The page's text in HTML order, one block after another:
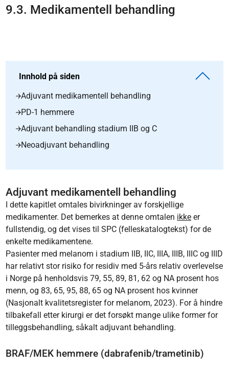
9.3. Medikamentell behandling
Innhold på siden
Adjuvant medikamentell behandling
PD-1 hemmere
Adjuvant behandling stadium IIB og C
Neoadjuvant behandling
Adjuvant medikamentell behandling
I dette kapitlet omtales bivirkninger av forskjellige
medikamenter. Det bemerkes at denne omtalen ikke er
fullstendig, og det vises til SPC (felleskatalogtekst) for de
enkelte medikamentene.
Pasienter med melanom i stadium IIB, IIC, IIIA, IIIB, IIIC og IIID
har relativt stor risiko for residiv med 5-års relativ overlevelse
i Norge på henholdsvis 79, 55, 89, 81, 62 og NA prosent hos
menn, og 83, 65, 95, 88, 65 og NA prosent hos kvinner
(Nasjonalt kvalitetsregister for melanom, 2023). For å hindre
tilbakefall etter kirurgi er det forsøkt mange ulike former for
tilleggsbehandling, såkalt adjuvant behandling.
BRAF/MEK hemmere (dabrafenib/trametinib)